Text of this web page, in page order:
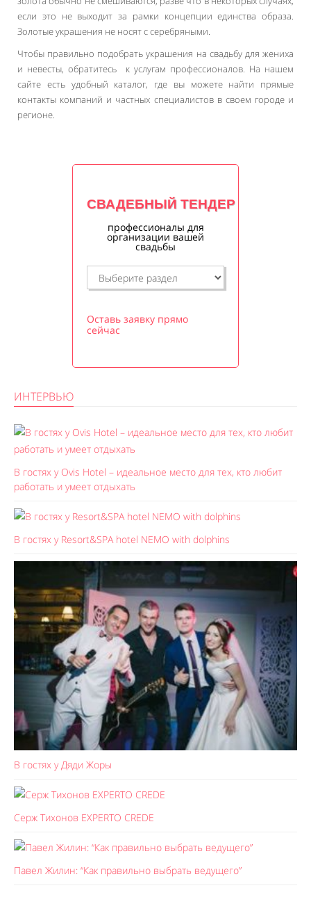
если это не выходит за рамки концепции единства образа.
Золотые украшения не носят с серебряными.
Чтобы правильно подобрать украшения на свадьбу для жениха
и невесты, обратитесь к услугам профессионалов. На нашем
сайте есть удобный каталог, где вы можете найти прямые
контакты компаний и частных специалистов в своем городе и
регионе.
СВАДЕБНЫЙ ТЕНДЕР
профессионалы для
организации вашей
свадьбы
Оставь заявку прямо
сейчас
ИНТЕРВЬЮ
В гостях у Ovis Hotel – идеальное место для тех, кто любит
работать и умеет отдыхать
В гостях у Resort&SPA hotel NEMO with dolphins
В гостях у Дяди Жоры
Серж Тихонов EXPERTO CREDE
Павел Жилин: “Как правильно выбрать ведущего”